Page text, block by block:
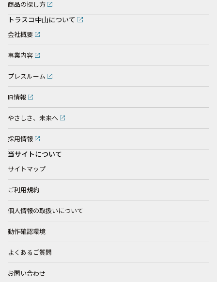
商品の探し方
トラスコ中山について
会社概要
事業内容
プレスルーム
IR情報
やさしさ、未来へ
採用情報
当サイトについて
サイトマップ
ご利用規約
個人情報の取扱いについて
動作確認環境
よくあるご質問
お問い合わせ